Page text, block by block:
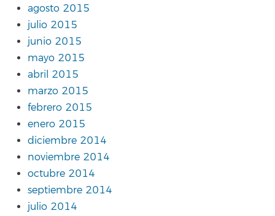
agosto 2015
julio 2015
junio 2015
mayo 2015
abril 2015
marzo 2015
febrero 2015
enero 2015
diciembre 2014
noviembre 2014
octubre 2014
septiembre 2014
julio 2014